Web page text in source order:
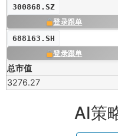
300868.SZ
登录跟单
688163.SH
登录跟单
总市值
3276.27
AI策